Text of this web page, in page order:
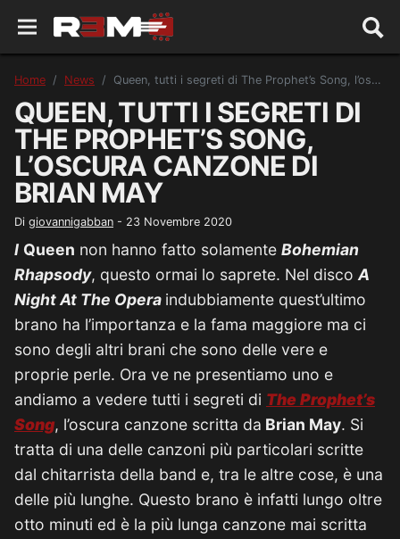
Home News Queen, tutti i segreti di The Prophet’s Song, l’oscura canzone di Brian May
QUEEN, TUTTI I SEGRETI DI
THE PROPHET’S SONG,
L’OSCURA CANZONE DI
BRIAN MAY
Di giovannigabban - 23 Novembre 2020
I Queen non hanno fatto solamente Bohemian
Rhapsody, questo ormai lo saprete. Nel disco A
Night At The Opera indubbiamente quest’ultimo
brano ha l’importanza e la fama maggiore ma ci
sono degli altri brani che sono delle vere e
proprie perle. Ora ve ne presentiamo uno e
andiamo a vedere tutti i segreti di The Prophet’s
Song, l’oscura canzone scritta da Brian May. Si
tratta di una delle canzoni più particolari scritte
dal chitarrista della band e, tra le altre cose, è una
delle più lunghe. Questo brano è infatti lungo oltre
otto minuti ed è la più lunga canzone mai scritta